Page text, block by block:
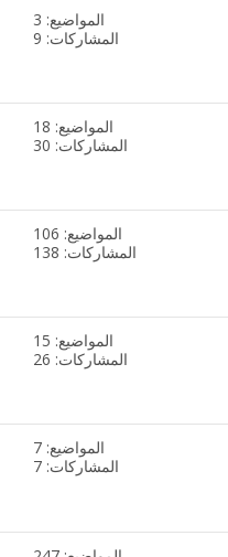
مشاهدة
تغذيات
المواضيع: 3
المشاركات: 9
مشاهدة
تغذيات
المواضيع: 18
المشاركات: 30
مشاهدة
تغذيات
المواضيع: 106
المشاركات: 138
مشاهدة
تغذيات
المواضيع: 15
المشاركات: 26
مشاهدة
تغذيات
المواضيع: 7
المشاركات: 7